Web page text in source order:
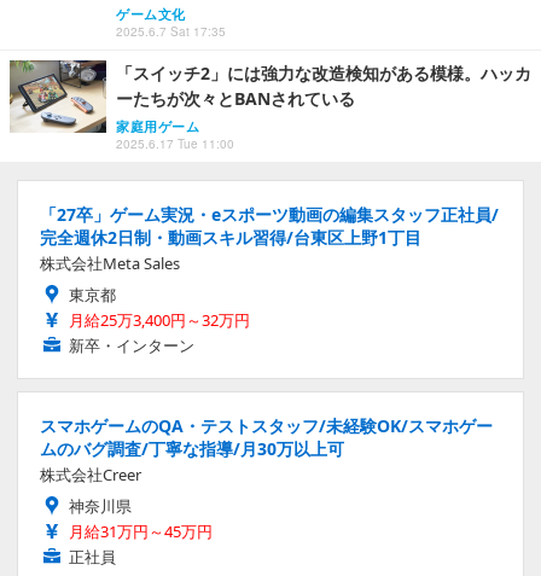
ゲーム文化
2025.6.7 Sat 17:35
「スイッチ2」には強力な改造検知がある模様。ハッカ
ーたちが次々とBANされている
家庭用ゲーム
2025.6.17 Tue 11:00
「27卒」ゲーム実況・eスポーツ動画の編集スタッフ正社員/
完全週休2日制・動画スキル習得/台東区上野1丁目
株式会社Meta Sales
東京都
月給25万3,400円～32万円
新卒・インターン
スマホゲームのQA・テストスタッフ/未経験OK/スマホゲー
ムのバグ調査/丁寧な指導/月30万以上可
株式会社Creer
神奈川県
月給31万円～45万円
正社員